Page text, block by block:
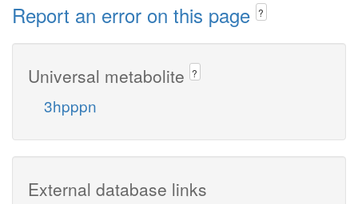
Report an error on this page ?
Universal metabolite ?
3hpppn
External database links